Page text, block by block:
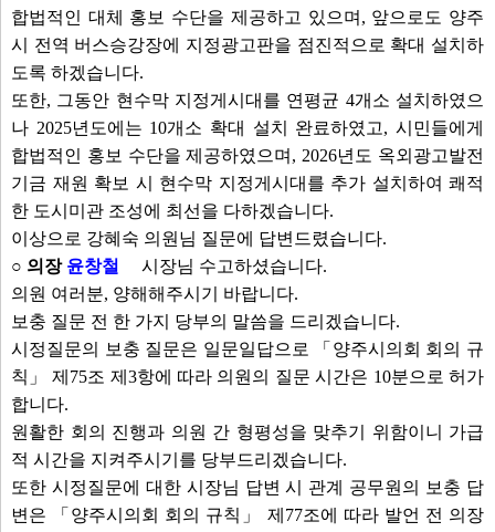
합법적인 대체 홍보 수단을 제공하고 있으며, 앞으로도 양주
시 전역 버스승강장에 지정광고판을 점진적으로 확대 설치하
도록 하겠습니다.
또한, 그동안 현수막 지정게시대를 연평균 4개소 설치하였으
나 2025년도에는 10개소 확대 설치 완료하였고, 시민들에게
합법적인 홍보 수단을 제공하였으며, 2026년도 옥외광고발전
기금 재원 확보 시 현수막 지정게시대를 추가 설치하여 쾌적
한 도시미관 조성에 최선을 다하겠습니다.
이상으로 강혜숙 의원님 질문에 답변드렸습니다.
○ 의장 윤창철
시장님 수고하셨습니다.
의원 여러분, 양해해주시기 바랍니다.
보충 질문 전 한 가지 당부의 말씀을 드리겠습니다.
시정질문의 보충 질문은 일문일답으로 「양주시의회 회의 규
칙」 제75조 제3항에 따라 의원의 질문 시간은 10분으로 허가
합니다.
원활한 회의 진행과 의원 간 형평성을 맞추기 위함이니 가급
적 시간을 지켜주시기를 당부드리겠습니다.
또한 시정질문에 대한 시장님 답변 시 관계 공무원의 보충 답
변은 「양주시의회 회의 규칙」 제77조에 따라 발언 전 의장